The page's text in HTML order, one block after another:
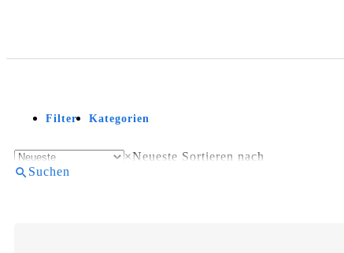
Filter Kategorien
×Neueste Sortieren nach
Suchen